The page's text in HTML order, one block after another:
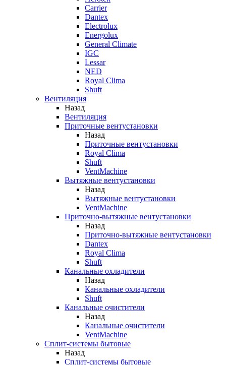
Carrier
Dantex
Electrolux
Energolux
General Climate
IGC
Lessar
NED
Royal Clima
Shuft
Вентиляция
Назад
Вентиляция
Приточные вентустановки
Назад
Приточные вентустановки
Royal Clima
Shuft
VentMachine
Вытяжные вентустановки
Назад
Вытяжные вентустановки
VentMachine
Приточно-вытяжные вентустановки
Назад
Приточно-вытяжные вентустановки
Dantex
Royal Clima
Shuft
Канальные охладители
Назад
Канальные охладители
Shuft
Канальные очистители
Назад
Канальные очистители
VentMachine
Сплит-системы бытовые
Назад
Сплит-системы бытовые